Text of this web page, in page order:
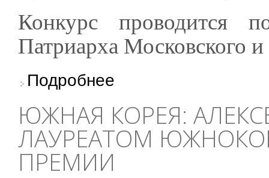
Конкурс проводится
Патриарха Московского
Подробнее
ЮЖНАЯ КОРЕЯ:
ЛАУРЕАТОМ
ПРЕМИИ